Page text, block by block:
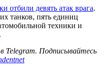
отбили девять атак врага.
танков, пять единиц
техники и
в Telegram. Подписывайтесь